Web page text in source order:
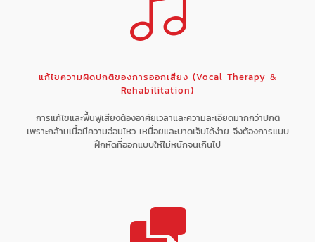
แก้ไขความผิดปกติของการออกเสียง (Vocal Therapy &
Rehabilitation)
การแก้ไขและฟื้นฟูเสียงต้องอาศัยเวลาและความละเอียดมากกว่าปกติ
เพราะกล้ามเนื้อมีความอ่อนไหว เหนื่อยและบาดเจ็บได้ง่าย จึงต้องการแบบ
ฝึกหัดที่ออกแบบให้ไม่หนักจนเกินไป